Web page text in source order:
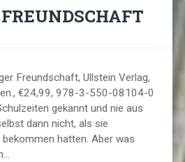
Freundschaft, Ullstein Verlag,
€24,99, 978-3-550-08104-0
gekannt und nie aus
dann nicht, als sie
hatten. Aber was